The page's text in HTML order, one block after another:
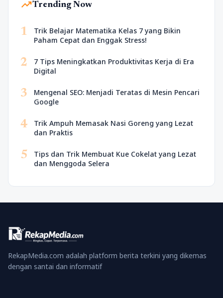
trending_upTrending Now
1
Trik Belajar Matematika Kelas 7 yang Bikin
Paham Cepat dan Enggak Stress!
2
7 Tips Meningkatkan Produktivitas Kerja di Era
Digital
3
Mengenal SEO: Menjadi Teratas di Mesin Pencari
Google
4
Trik Ampuh Memasak Nasi Goreng yang Lezat
dan Praktis
5
Tips dan Trik Membuat Kue Cokelat yang Lezat
dan Menggoda Selera
RekapMedia.com adalah platform berita terkini yang dikemas
dengan santai dan informatif